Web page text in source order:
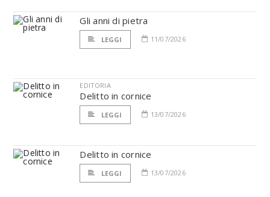
Gli anni di pietra
LEGGI 11/07/2026
EDITORIA
Delitto in cornice
LEGGI 13/07/2026
Delitto in cornice
LEGGI 13/07/2026